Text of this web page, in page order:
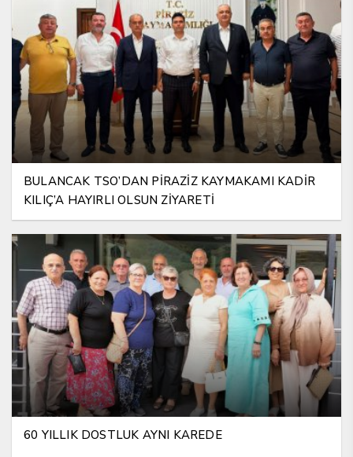
BULANCAK TSO’DAN PİRAZİZ KAYMAKAMI KADİR
KILIÇ’A HAYIRLI OLSUN ZİYARETİ
60 YILLIK DOSTLUK AYNI KAREDE